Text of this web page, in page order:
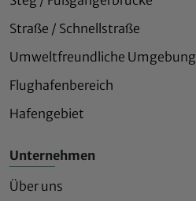
Straße / Schnellstraße
Umweltfreundliche Umgebung
Flughafenbereich
Hafengebiet
Unternehmen
Über uns